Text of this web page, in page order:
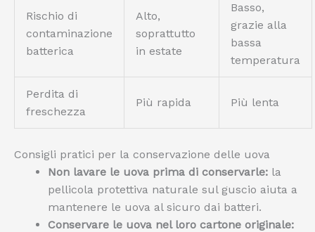
Rischio di
contaminazione
batterica
Alto,
soprattutto
in estate
Basso,
grazie alla
bassa
temperatura
Perdita di
freschezza
Più rapida Più lenta
Consigli pratici per la conservazione delle uova
Non lavare le uova prima di conservarle: la
pellicola protettiva naturale sul guscio aiuta a
mantenere le uova al sicuro dai batteri.
Conservare le uova nel loro cartone originale: